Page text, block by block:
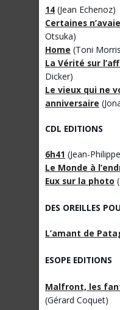
14 (Jean Echenoz)
Certaines
Otsuka)
Home (Toni
La Vérité sur
Dicker)
Le vieux qui ne
anniversaire
CDL EDITIONS
6h41 (Jean-
Le Monde à
Eux sur la photo
DES OREILLES
L’amant de
ESOPE EDITIONS
Malfront, les
(Gérard Coquet)